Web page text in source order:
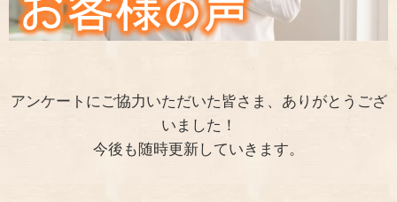
アンケートにご協力いただいた皆さま、ありがとうござ
いました！
今後も随時更新していきます。